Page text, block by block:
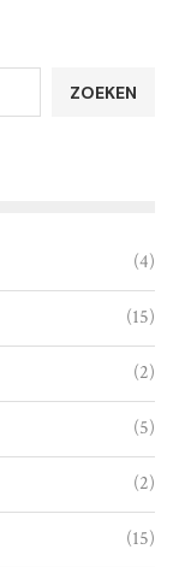
ZOEKEN
(4)
(15)
(2)
(5)
(2)
(15)